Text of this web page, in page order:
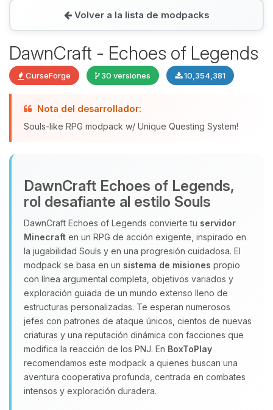
Volver a la lista de modpacks
DawnCraft - Echoes of Legends
CurseForge 30 versiones 10,354,381
Nota del desarrollador:
Souls-like RPG modpack w/ Unique Questing System!
DawnCraft Echoes of Legends,
rol desafiante al estilo Souls
DawnCraft Echoes of Legends convierte tu servidor
Minecraft en un RPG de acción exigente, inspirado en
la jugabilidad Souls y en una progresión cuidadosa. El
modpack se basa en un sistema de misiones propio
con línea argumental completa, objetivos variados y
exploración guiada de un mundo extenso lleno de
estructuras personalizadas. Te esperan numerosos
jefes con patrones de ataque únicos, cientos de nuevas
criaturas y una reputación dinámica con facciones que
modifica la reacción de los PNJ. En BoxToPlay
recomendamos este modpack a quienes buscan una
aventura cooperativa profunda, centrada en combates
intensos y exploración duradera.
Yupi, por fin alguien con quien
hablar! Soy Choupy, tu pequeno
que necesitas y moveré mis
pequenos circuitos para ayudarte.
07/08/2026 08:20